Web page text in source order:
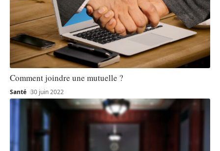
Comment joindre une mutuelle ?
Santé 30 juin 2022